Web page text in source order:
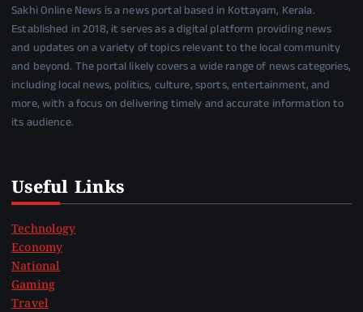
Sakhi Online News is a news portal based in Kottayam, Kerala.
Established in 2018, it serves as a digital platform providing news
and updates on a variety of topics relevant to the local community
and beyond. The portal likely covers a wide range of news categories,
including local news, politics, culture, sports, entertainment, and
more, with a focus on delivering timely and accurate information to
its audience.
Useful Links
Technology
Economy
National
Gaming
Travel